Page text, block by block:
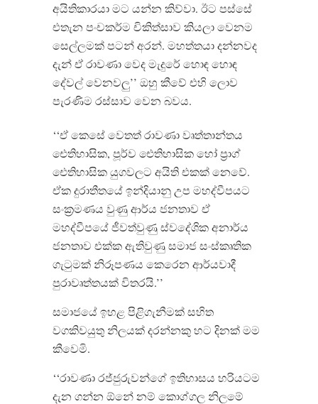
අයිතිකාරයා මට යන්න කිව්වා. ඊට පස්සේ
එතැන පංචකර්ම චිකිත්සාව කියලා වෙනම
සෙල්ලමක් පටන් අරන්. මහත්තයා දන්නවද
දැන් ඒ රාවණා වෙද මැදුරේ හොඳ හොඳ
දේවල් වෙනවලු’’ ඔහු කීවේ එහි ලොව
පැරණිම රස්සාව වෙන බවය.
‘‘ඒ කෙසේ වෙතත් රාවණා වෘත්තාන්තය
ඓතිහාසික, පූර්ව ඓතිහාසික හෝ ප්‍රාග්
ඓතිහාසික යුගවලට අයිති එකක් නෙවේ.
ඒක දුරාතීතයේ ඉන්දියානු උප මහද්වීපයට
සංක්‍රමණය වුණු ආර්ය ජනතාව ඒ
මහද්වීපයේ ජීවත්වුණු ස්වදේශික අනාර්ය
ජනතාව එක්ක ඇතිවුණු සමාජ සංස්කෘතික
ගැටුමක් නිරූපණය කෙරෙන ආර්යවාදී
පුරාවෘත්තයක් විතරයි.’’
සමාජයේ ඉහළ පිළිගැනීමක් සහිත
වගකිවයුතු නිලයක් දරන්නකු හට දිනක් මම
කීවෙමි.
‘‘රාවණා රජ්ජුරුවන්ගේ ඉතිහාසය හරියටම
දැන ගන්න ඕනේ නම් කොග්ගල නිලමේ